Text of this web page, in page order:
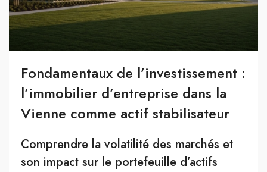
Fondamentaux de l’investissement :
l’immobilier d’entreprise dans la
Vienne comme actif stabilisateur
Comprendre la volatilité des marchés et
son impact sur le portefeuille d’actifs